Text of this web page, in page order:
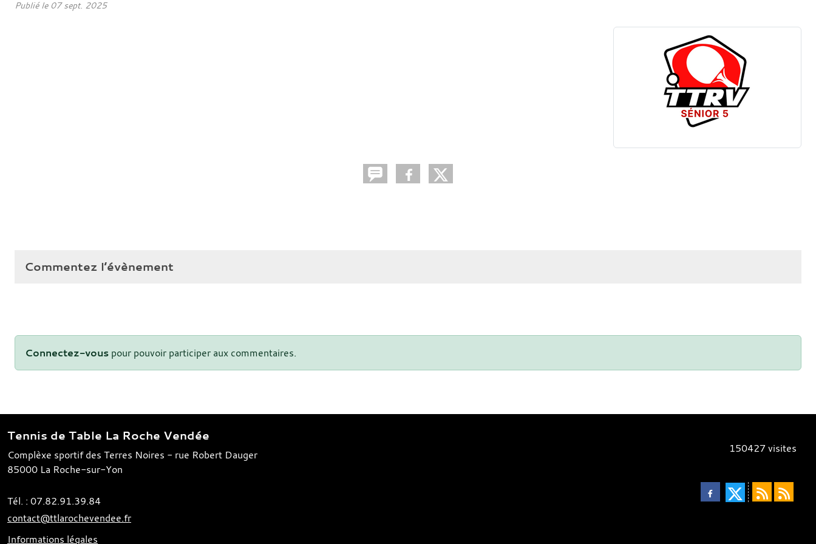
Publié le 07 sept. 2025
Commentez l’évènement
Connectez-vous pour pouvoir participer aux commentaires.
Tennis de Table La Roche Vendée
Complèxe sportif des Terres Noires - rue Robert Dauger
85000 La Roche-sur-Yon
Tél. : 07.82.91.39.84
contact@ttlarochevendee.fr
Informations légales
150427visites